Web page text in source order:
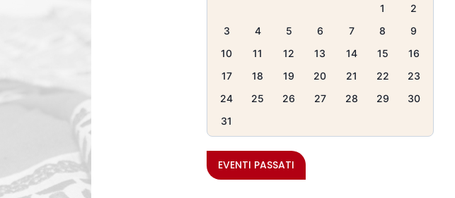
1
2
3
4 5 6 7 8
9
10
11 12 13 14 15
16
17
18 19 20 21 22
23
24
25 26 27 28 29
30
31
EVENTI PASSATI